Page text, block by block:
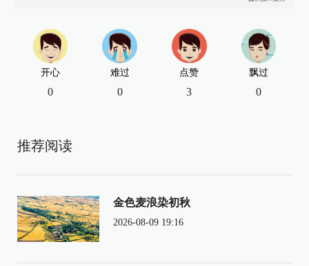
开心
0
难过
0
点赞
3
飘过
0
推荐阅读
金色麦浪染初秋
2026-08-09 19:16